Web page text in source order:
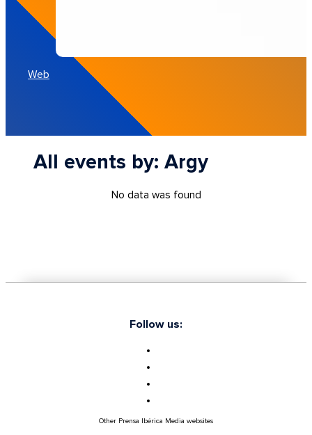
Web
All events by: Argy
No data was found
Follow us:
Other Prensa Ibérica Media websites